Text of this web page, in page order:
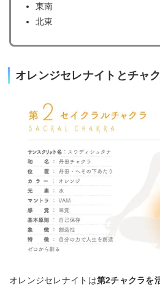
東南
北東
オレンジセレナイトとチャ
オレンジセレナイトは第2チャクラを